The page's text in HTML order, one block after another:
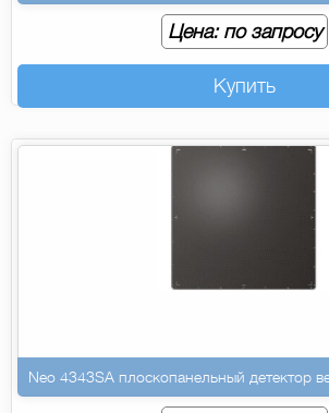
Цена: по запросу
Купить
Neo 4343SA плоскопанельный детектор